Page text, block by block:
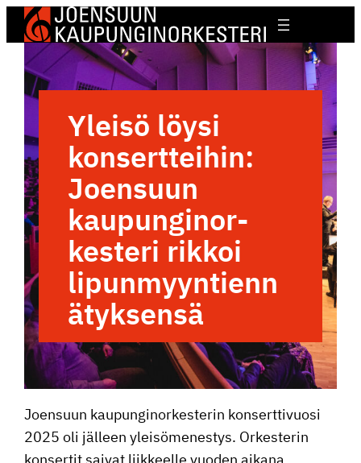
Yleisö löysi
konsert­teihin:
Joensuun
kaupun­gi­nor­
kes­teri rikkoi
lipunmyyntienn
ätyksensä
Joensuun kaupun­gi­nor­kes­terin konsert­ti­vuosi
2025 oli jälleen yleisö­me­nestys. Orkes­terin